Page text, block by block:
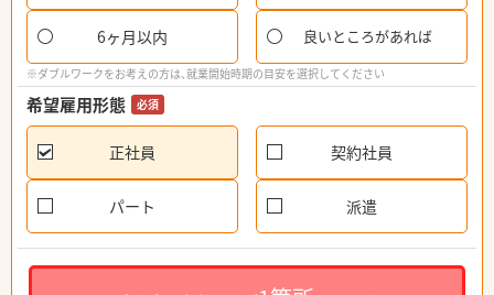
6ヶ月以内 良いところがあれば
※ダブルワークをお考えの方は、就業開始時期の目安を選択してください
希望雇用形態 必須
正社員 契約社員
パート 派遣